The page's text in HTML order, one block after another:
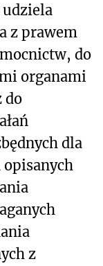
udziela
z prawem
do
organami
do
dla
z